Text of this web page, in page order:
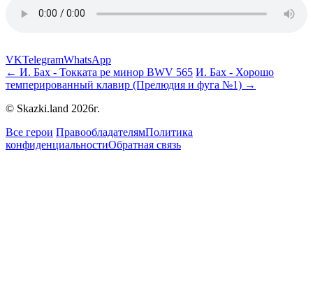
VKTelegramWhatsApp
← И. Бах - Токката ре минор BWV 565 И. Бах - Хорошо
темперированный клавир (Прелюдия и фуга №1) →
© Skazki.land 2026г.
Все герои ПравообладателямПолитика
конфиденциальностиОбратная связь